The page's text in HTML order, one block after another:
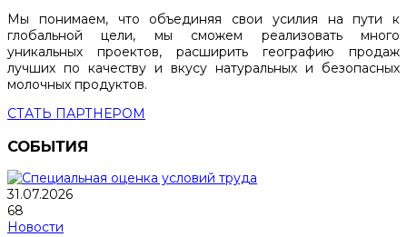
Мы понимаем, что объединяя свои усилия на пути к
глобальной цели, мы сможем реализовать много
уникальных проектов, расширить географию продаж
лучших по качеству и вкусу натуральных и безопасных
молочных продуктов.
СТАТЬ ПАРТНЕРОМ
СОБЫТИЯ
31.07.2026
68
Новости